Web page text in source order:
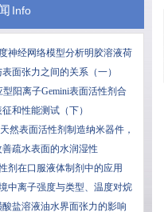
Info
神经网络模型分析明胶溶液荷
面张力之间的关系（一）
型阳离子Gemini表面活性剂合
和性能测试（下）
然表面活性剂制造纳米器件，
善疏水表面的水润湿性
剂在口服液体制剂中的应用
中离子强度与类型、温度对烷
酸盐溶液油水界面张力的影响